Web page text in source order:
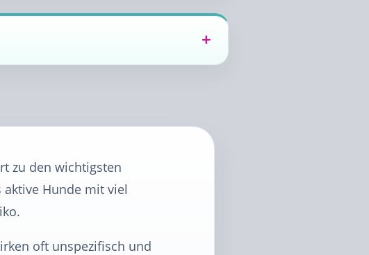
zu den wichtigsten
Hunde mit viel
oft unspezifisch und